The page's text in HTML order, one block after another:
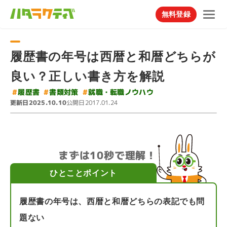
無料登録
履歴書の年号は西暦と和暦どちらが
良い？正しい書き方を解説
#履歴書 #書類対策 #就職・転職ノウハウ
更新日2025.10.10公開日2017.01.24
まずは10秒で理解！
ひとことポイント
履歴書の年号は、西暦と和暦どちらの表記でも問
題ない